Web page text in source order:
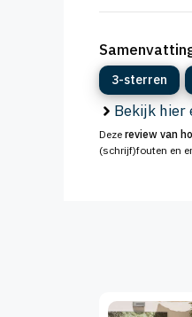
3-sterren
Bekijk hier
Deze review van
(schrijf)fouten en